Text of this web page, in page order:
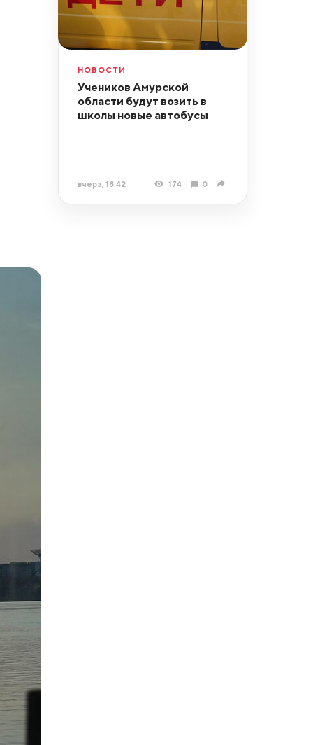
НОВОСТИ
Учеников Амурской
области будут возить в
школы новые автобусы
вчера, 18:42 174 0